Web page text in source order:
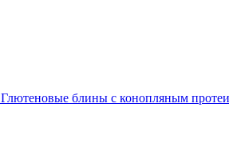
Глютеновые блины с конопляным